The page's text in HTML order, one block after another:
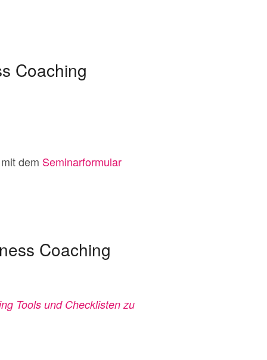
Coaching
dem Seminarformular
Coaching
Tools und Checklisten zu